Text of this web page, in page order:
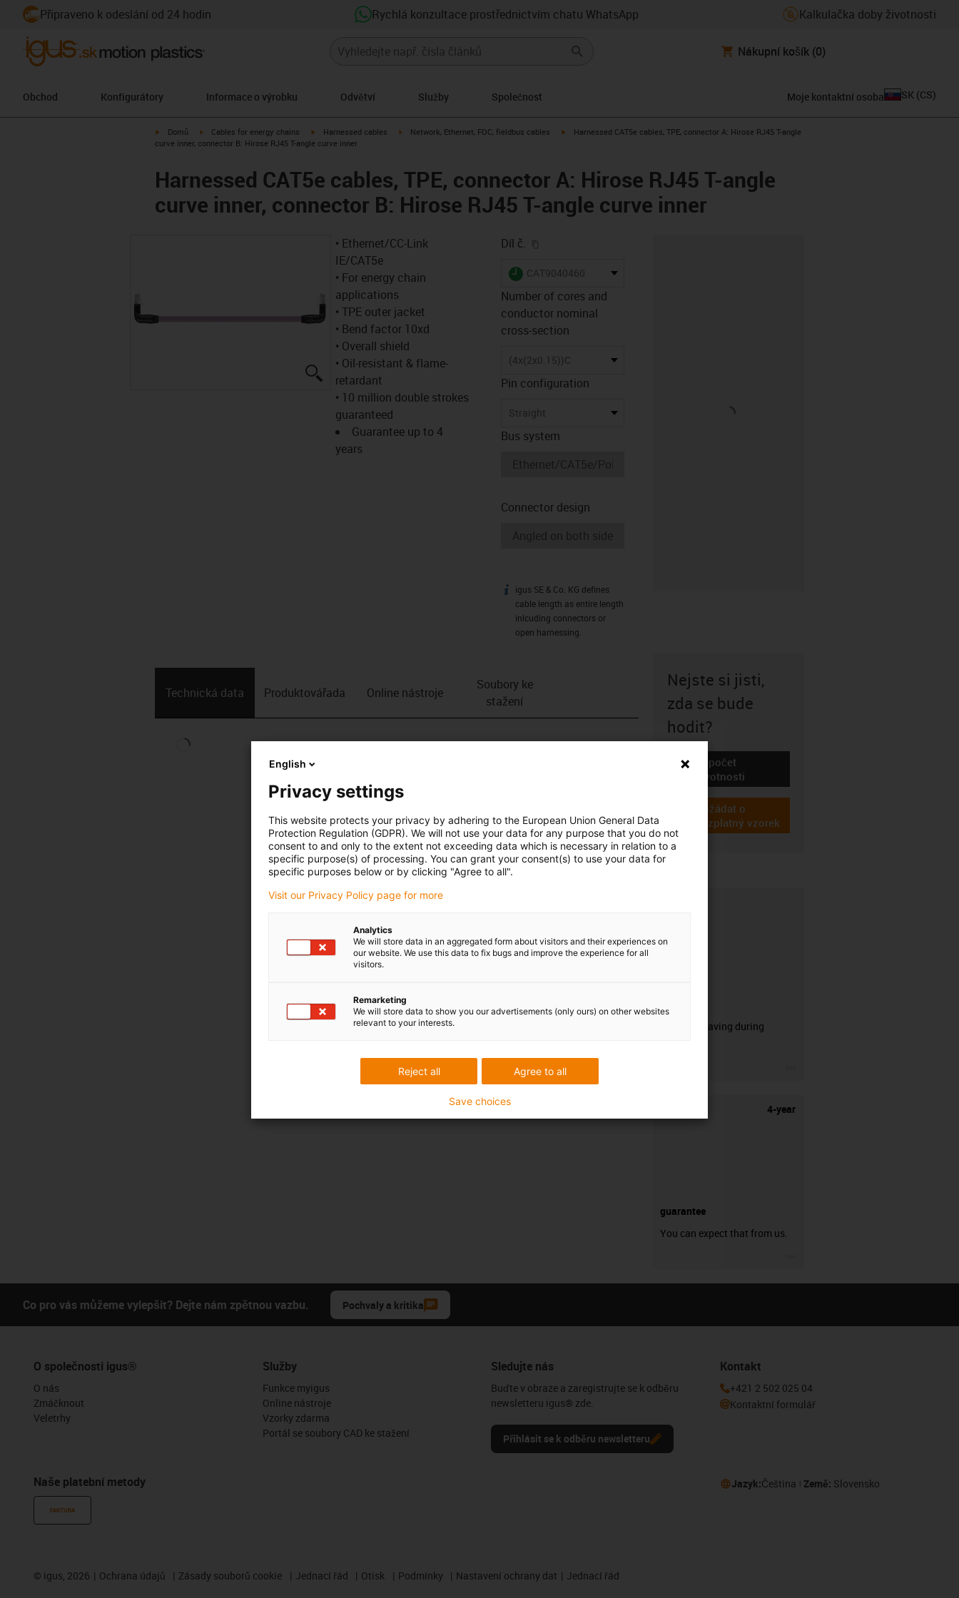
Připraveno k odeslání od 24 hodin Rychlá konzultace prostřednictvím chatu WhatsApp Kalkulačka doby životnosti
Nákupní košík (0)
Obchod Konfigurátory Informace o výrobku Odvětví Služby Společnost Moje kontaktní osoba SK (CS)
igus-icon-arrow-right
Domů igus-icon-arrow-right
Cables for energy chains igus-icon-arrow-right
Harnessed cables igus-icon-arrow-right
Network, Ethernet, FOC, fieldbus cables igus-icon-arrow-right
Harnessed CAT5e cables, TPE, connector A: Hirose RJ45 T-angle
curve inner, connector B: Hirose RJ45 T-angle curve inner
Harnessed CAT5e cables, TPE, connector A: Hirose RJ45 T-angle
curve inner, connector B: Hirose RJ45 T-angle curve inner
igus-icon-lupe
• Ethernet/CC-Link
IE/CAT5e
• For energy chain
applications
• TPE outer jacket
• Bend factor 10xd
• Overall shield
• Oil-resistant & flame-
retardant
• 10 million double strokes
guaranteed
Guarantee up to 4
years
Díl č.
igus-icon-lieferzeit
CAT9040460
Number of cores and
conductor nominal
cross-section
(4x(2x0.15))C
Pin configuration
Straight
Bus system
Connector design
igus-icon-info
igus SE & Co. KG defines
cable length as entire length
inlcuding connectors or
open harnessing.
Technická data Produktová­řada Online nástroje
Soubory ke
stažení
Nejste si jisti,
zda se bude
hodit?
igus-icon-lebensdauerrechner
Výpočet
životnosti
igus-icon-gratismuster
Požádat o
bezplatný vzorek
50% time saving during
4-year
guarantee
You can expect that from us.
Co pro vás můžeme vylepšit? Dejte nám zpětnou vazbu. Pochvaly a kritika
O společnosti igus®
O nás
Zmáčknout
Veletrhy
Naše platební metody
FAKTURA
Služby
Funkce myigus
Online nástroje
Vzorky zdarma
Portál se soubory CAD ke stažení
Sledujte nás
Buďte v obraze a zaregistrujte se k odběru
newsletteru igus® zde.
Přihlásit se k odběru newsletteru
Kontakt
+421 2 502 025 04
Kontaktní formulář
Jazyk:Čeština Země: Slovensko
© igus, 2026 Ochrana údajů Zásady souborů cookie Jednací řád Otisk Podmínky Nastavení ochrany dat Jednací řád
English
Privacy settings
This website protects your privacy by adhering to the European Union General Data
Protection Regulation (GDPR). We will not use your data for any purpose that you do not
consent to and only to the extent not exceeding data which is necessary in relation to a
specific purpose(s) of processing. You can grant your consent(s) to use your data for
specific purposes below or by clicking "Agree to all".
Visit our Privacy Policy page for more
Analytics
We will store data in an aggregated form about visitors and their experiences on
our website. We use this data to fix bugs and improve the experience for all
visitors.
Remarketing
We will store data to show you our advertisements (only ours) on other websites
relevant to your interests.
Agree to all
Reject all
Save choices